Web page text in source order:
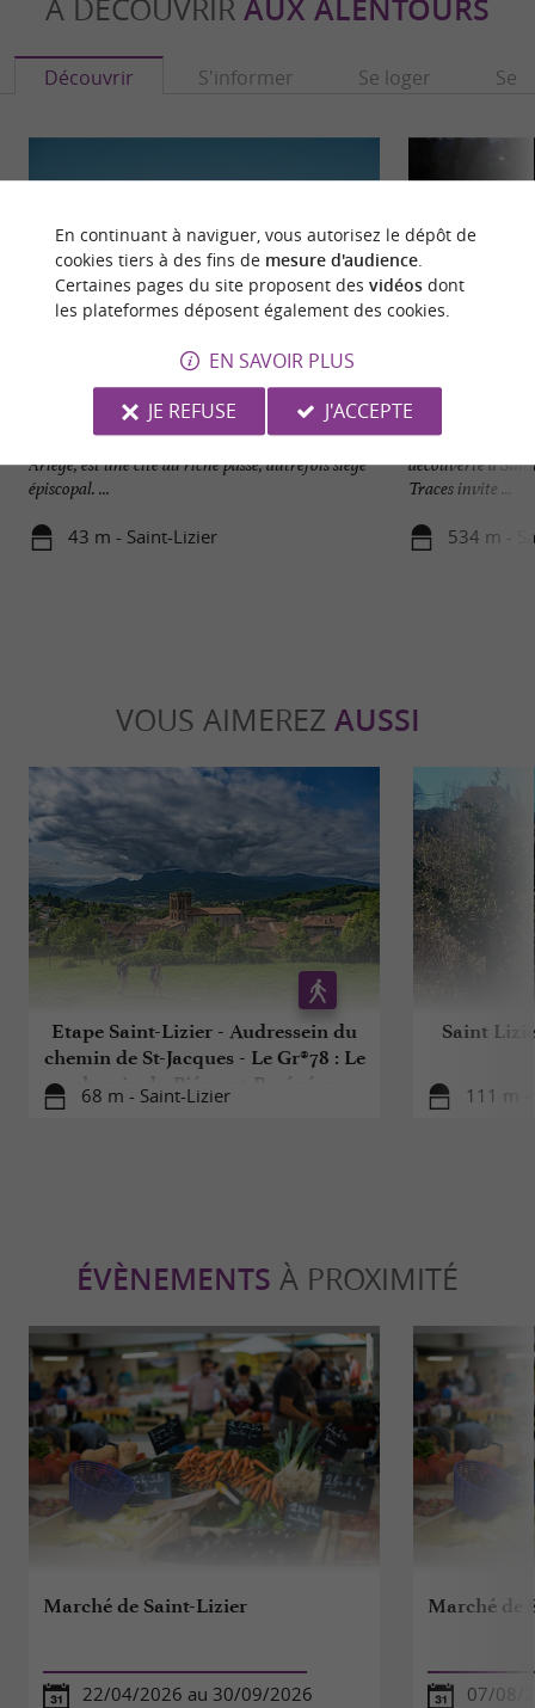
À DÉCOUVRIR AUX ALENTOURS
Découvrir S'informer Se loger Se
Saint-Lizier, nichée au cœur du Couserans en
Ariège, est une cité au riche passé, autrefois siège
épiscopal. ...
43 m - Saint-Lizier
Au Pays des
Au Pays des
découverte à
Traces invite ...
534 m -
VOUS AIMEREZ AUSSI
Etape Saint-Lizier - Audressein du
chemin de St-Jacques - Le Gr®78 : Le
chemin du Piémont Pyrénéen
68 m - Saint-Lizier
Saint
111 m -
ÉVÈNEMENTS À PROXIMITÉ
Marché de Saint-Lizier
22/04/2026 au 30/09/2026
Marché de
07/08/
En continuant à naviguer, vous autorisez le dépôt de
cookies tiers à des fins de mesure d'audience.
Certaines pages du site proposent des vidéosdont
les plateformes déposent également des cookies.
EN SAVOIR PLUS
JE REFUSE
J'ACCEPTE